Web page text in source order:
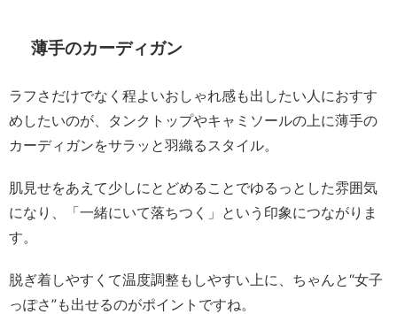
薄手のカーディガン
ラフさだけでなく程よいおしゃれ感も出したい人におすす
めしたいのが、タンクトップやキャミソールの上に薄手の
カーディガンをサラッと羽織るスタイル。
肌見せをあえて少しにとどめることでゆるっとした雰囲気
になり、「一緒にいて落ちつく」という印象につながりま
す。
脱ぎ着しやすくて温度調整もしやすい上に、ちゃんと“女子
っぽさ”も出せるのがポイントですね。